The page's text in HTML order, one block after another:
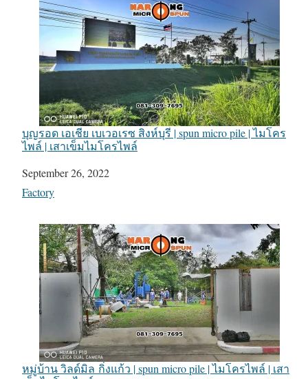
บุญรอด เอเชีย เบเวอเรซ สิงห์บุรี | spun micro pile | ไมโคร
ไพล์ | เสาเข็มไมโครไพล์
Date
September 26, 2022
In relation to
Factory
หมู่บ้าน วิลด์มิล กิ่งแก้ว | spun micro pile | ไมโครไพล์ | เสา